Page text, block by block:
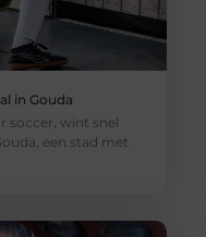
in Gouda
soccer, wint snel
een stad met